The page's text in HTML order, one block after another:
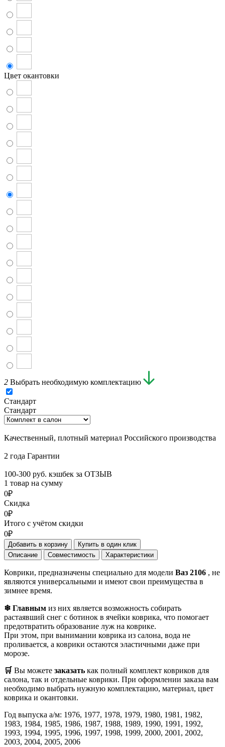
Цвет окантовки
2 Выбрать необходимую комплектацию
Стандарт
Стандарт
Качественный, плотный материал Российского производства
2 года Гарантии
100-300 руб. кэшбек за ОТЗЫВ
1 товар на сумму
0₽
Скидка
0₽
Итого с учётом скидки
0₽
Добавить в корзину
Купить в один клик
Описание
Совместимость Характеристики
Коврики, предназначены специально для модели Ваз 2106 , не
являются универсальными и имеют свои преимущества в
зимнее время.
❄ Главным из них является возможность собирать
растаявший снег с ботинок в ячейки коврика, что помогает
предотвратить образование луж на коврике.
При этом, при вынимании коврика из салона, вода не
проливается, а коврики остаются эластичными даже при
морозе.
🛒 Вы можете заказать как полный комплект ковриков для
салона, так и отдельные коврики. При оформлении заказа вам
необходимо выбрать нужную комплектацию, материал, цвет
коврика и окантовки.
Год выпуска а/м: 1976, 1977, 1978, 1979, 1980, 1981, 1982,
1983, 1984, 1985, 1986, 1987, 1988, 1989, 1990, 1991, 1992,
1993, 1994, 1995, 1996, 1997, 1998, 1999, 2000, 2001, 2002,
2003, 2004, 2005, 2006